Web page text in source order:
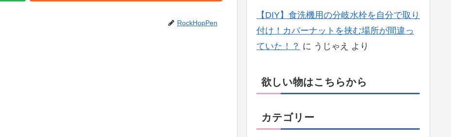
RockHopPen
【DIY】食洗機用の分岐水栓を自分で取り
付け！カバーナットを挟む場所が間違っ
ていた！？ に うじゃえ より
欲しい物はこちらから
カテゴリー